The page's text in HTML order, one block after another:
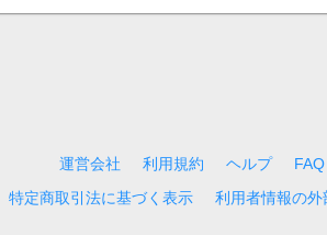
運営会社 利用規約 ヘルプ FAQ
特定商取引法に基づく表示 利用者情報の